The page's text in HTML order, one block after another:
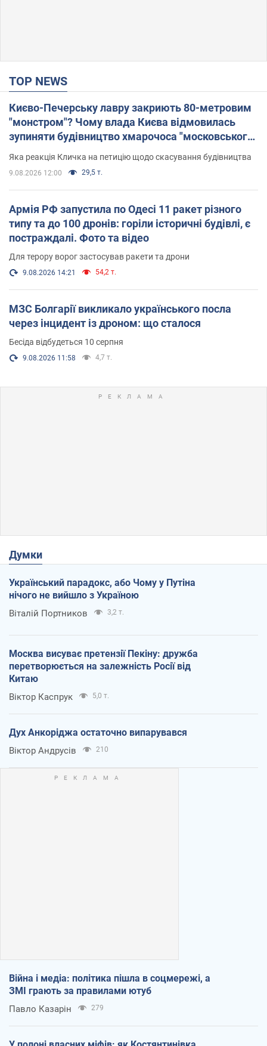
TOP NEWS
Києво-Печерську лавру закриють 80-метровим
"монстром"? Чому влада Києва відмовилась
зупиняти будівництво хмарочоса "московського
вірянина"
Яка реакція Кличка на петицію щодо скасування будівництва
9.08.2026 12:00 29,5 т.
Армія РФ запустила по Одесі 11 ракет різного
типу та до 100 дронів: горіли історичні будівлі, є
постраждалі. Фото та відео
Для терору ворог застосував ракети та дрони
9.08.2026 14:21 54,2 т.
МЗС Болгарії викликало українського посла
через інцидент із дроном: що сталося
Бесіда відбудеться 10 серпня
9.08.2026 11:58 4,7 т.
Думки
Український парадокс, або Чому у Путіна
нічого не вийшло з Україною
Віталій Портников 3,2 т.
Москва висуває претензії Пекіну: дружба
перетворюється на залежність Росії від
Китаю
Віктор Каспрук 5,0 т.
Дух Анкоріджа остаточно випарувався
Віктор Андрусів 210
Війна і медіа: політика пішла в соцмережі, а
ЗМІ грають за правилами ютуб
Павло Казарін 279